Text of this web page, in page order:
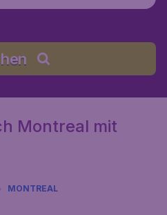
Montreal mit
MONTREAL